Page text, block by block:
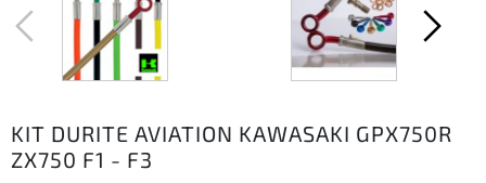
KIT DURITE AVIATION KAWASAKI GPX750R
ZX750 F1 - F3